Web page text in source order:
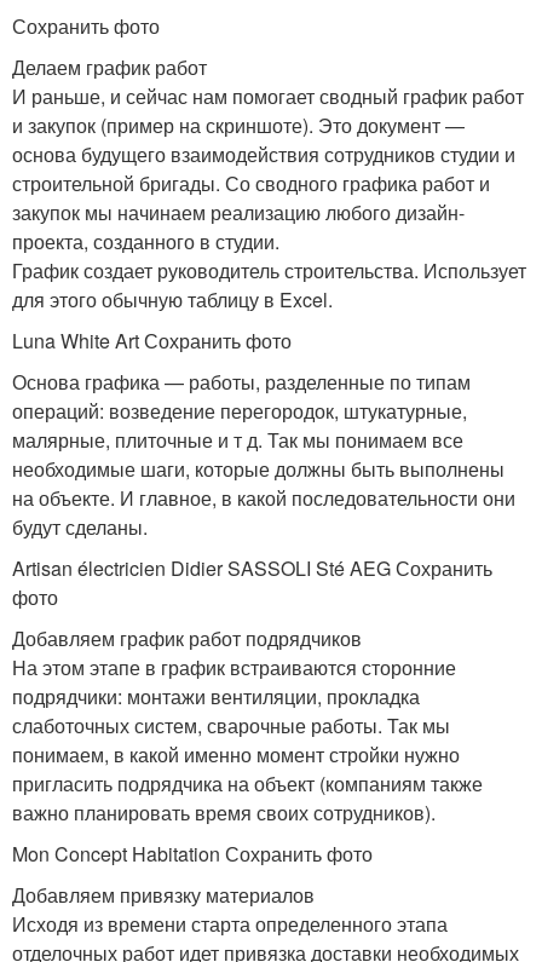
Сохранить фото
Делаем график работ
И раньше, и сейчас нам помогает сводный график работ
и закупок (пример на скриншоте). Это документ —
основа будущего взаимодействия сотрудников студии и
строительной бригады. Со сводного графика работ и
закупок мы начинаем реализацию любого дизайн-
проекта, созданного в студии.
График создает руководитель строительства. Использует
для этого обычную таблицу в Excel.
Luna White Art Сохранить фото
Основа графика — работы, разделенные по типам
операций: возведение перегородок, штукатурные,
малярные, плиточные и т д. Так мы понимаем все
необходимые шаги, которые должны быть выполнены
на объекте. И главное, в какой последовательности они
будут сделаны.
Artisan électricien Didier SASSOLI Sté AEG Сохранить
фото
Добавляем график работ подрядчиков
На этом этапе в график встраиваются сторонние
подрядчики: монтажи вентиляции, прокладка
слаботочных систем, сварочные работы. Так мы
понимаем, в какой именно момент стройки нужно
пригласить подрядчика на объект (компаниям также
важно планировать время своих сотрудников).
Mon Concept Habitation Сохранить фото
Добавляем привязку материалов
Исходя из времени старта определенного этапа
отделочных работ идет привязка доставки необходимых